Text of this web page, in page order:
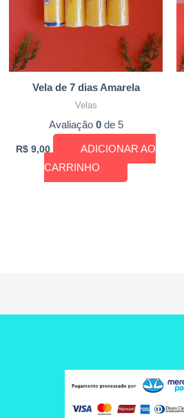
Vela de 7 dias Amarela
Velas
Avaliação 0de 5
R$ 9,00
ADICIONAR AO
CARRINHO